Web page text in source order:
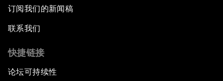
订阅我们的新闻稿
联系我们
快捷链接
论坛可持续性